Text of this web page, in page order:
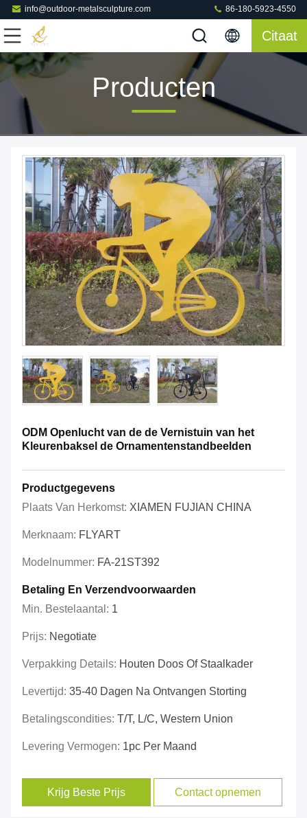
info@outdoor-metalsculpture.com 86-180-5923-4550
Citaat
Producten
ODM Openlucht van de de Vernistuin van het
Kleurenbaksel de Ornamentenstandbeelden
Productgegevens
Plaats Van Herkomst: XIAMEN FUJIAN CHINA
Merknaam: FLYART
Modelnummer: FA-21ST392
Betaling En Verzendvoorwaarden
Min. Bestelaantal: 1
Prijs: Negotiate
Verpakking Details: Houten Doos Of Staalkader
Levertijd: 35-40 Dagen Na Ontvangen Storting
Betalingscondities: T/T, L/C, Western Union
Levering Vermogen: 1pc Per Maand
Krijg Beste Prijs Contact opnemen